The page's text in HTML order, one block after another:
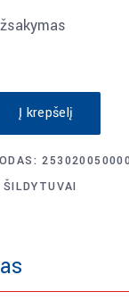
Į krepšelį
ŠILDYTUVAI